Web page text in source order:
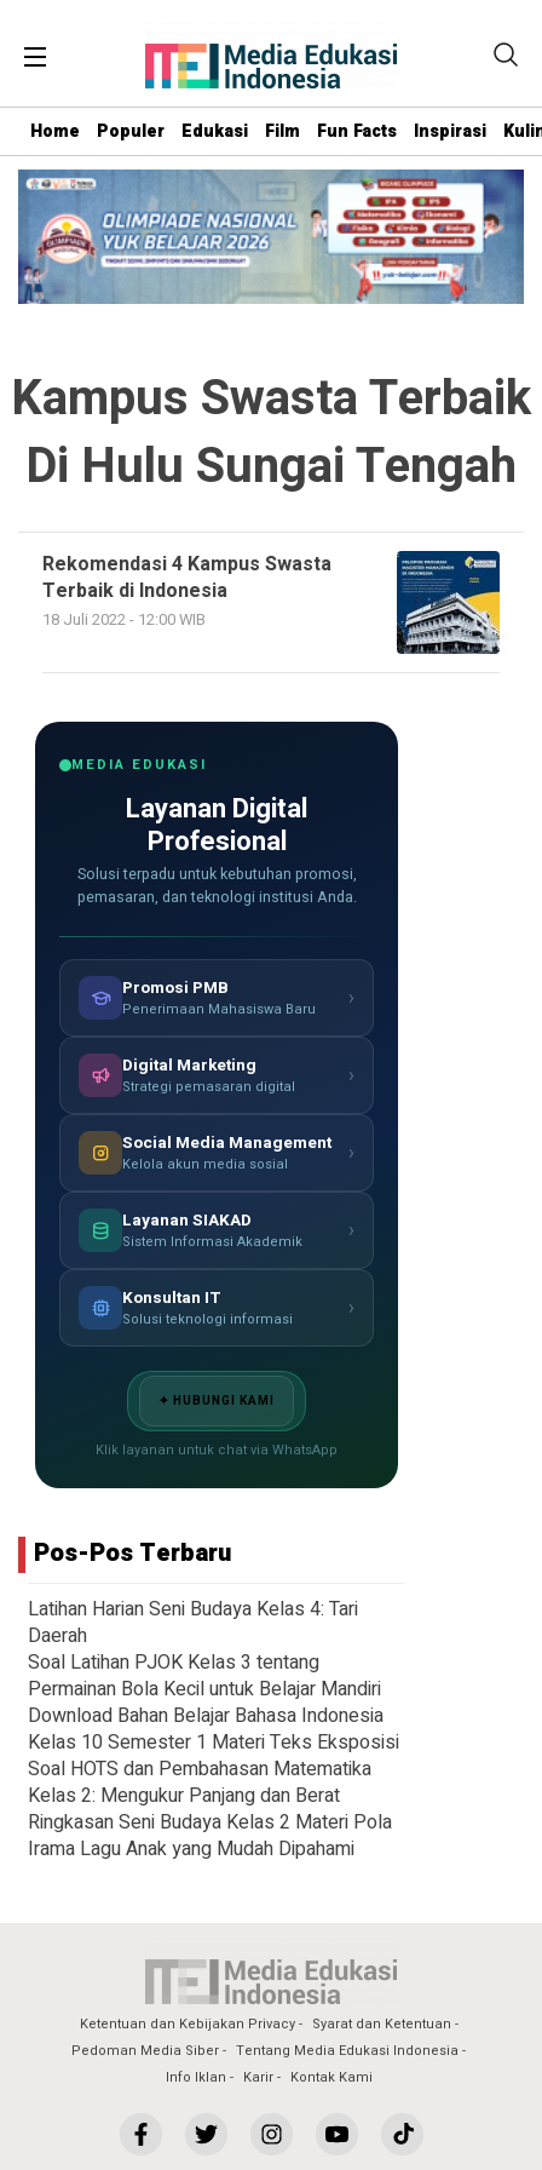
Home Populer Edukasi Film Fun Facts Inspirasi
Kampus Swasta Terbaik
Di Hulu Sungai Tengah
Rekomendasi 4 Kampus Swasta
Terbaik di Indonesia
18 Juli 2022 - 12:00 WIB
MEDIA EDUKASI
Layanan Digital
Profesional
Solusi terpadu untuk kebutuhan promosi,
pemasaran, dan teknologi institusi Anda.
Promosi PMB
Penerimaan Mahasiswa Baru ›
Digital Marketing
Strategi pemasaran digital ›
Social Media Management
Kelola akun media sosial ›
Layanan SIAKAD
Sistem Informasi Akademik ›
Konsultan IT
Solusi teknologi informasi ›
✦ HUBUNGI KAMI
Klik layanan untuk chat via WhatsApp
Pos-Pos Terbaru
Latihan Harian Seni Budaya Kelas 4: Tari
Daerah
Soal Latihan PJOK Kelas 3 tentang
Permainan Bola Kecil untuk Belajar Mandiri
Download Bahan Belajar Bahasa Indonesia
Kelas 10 Semester 1 Materi Teks Eksposisi
Soal HOTS dan Pembahasan Matematika
Kelas 2: Mengukur Panjang dan Berat
Ringkasan Seni Budaya Kelas 2 Materi Pola
Irama Lagu Anak yang Mudah Dipahami
Ketentuan dan Kebijakan Privacy
Syarat dan Ketentuan
Pedoman Media Siber
Tentang Media Edukasi Indonesia
Info Iklan
Karir Kontak Kami